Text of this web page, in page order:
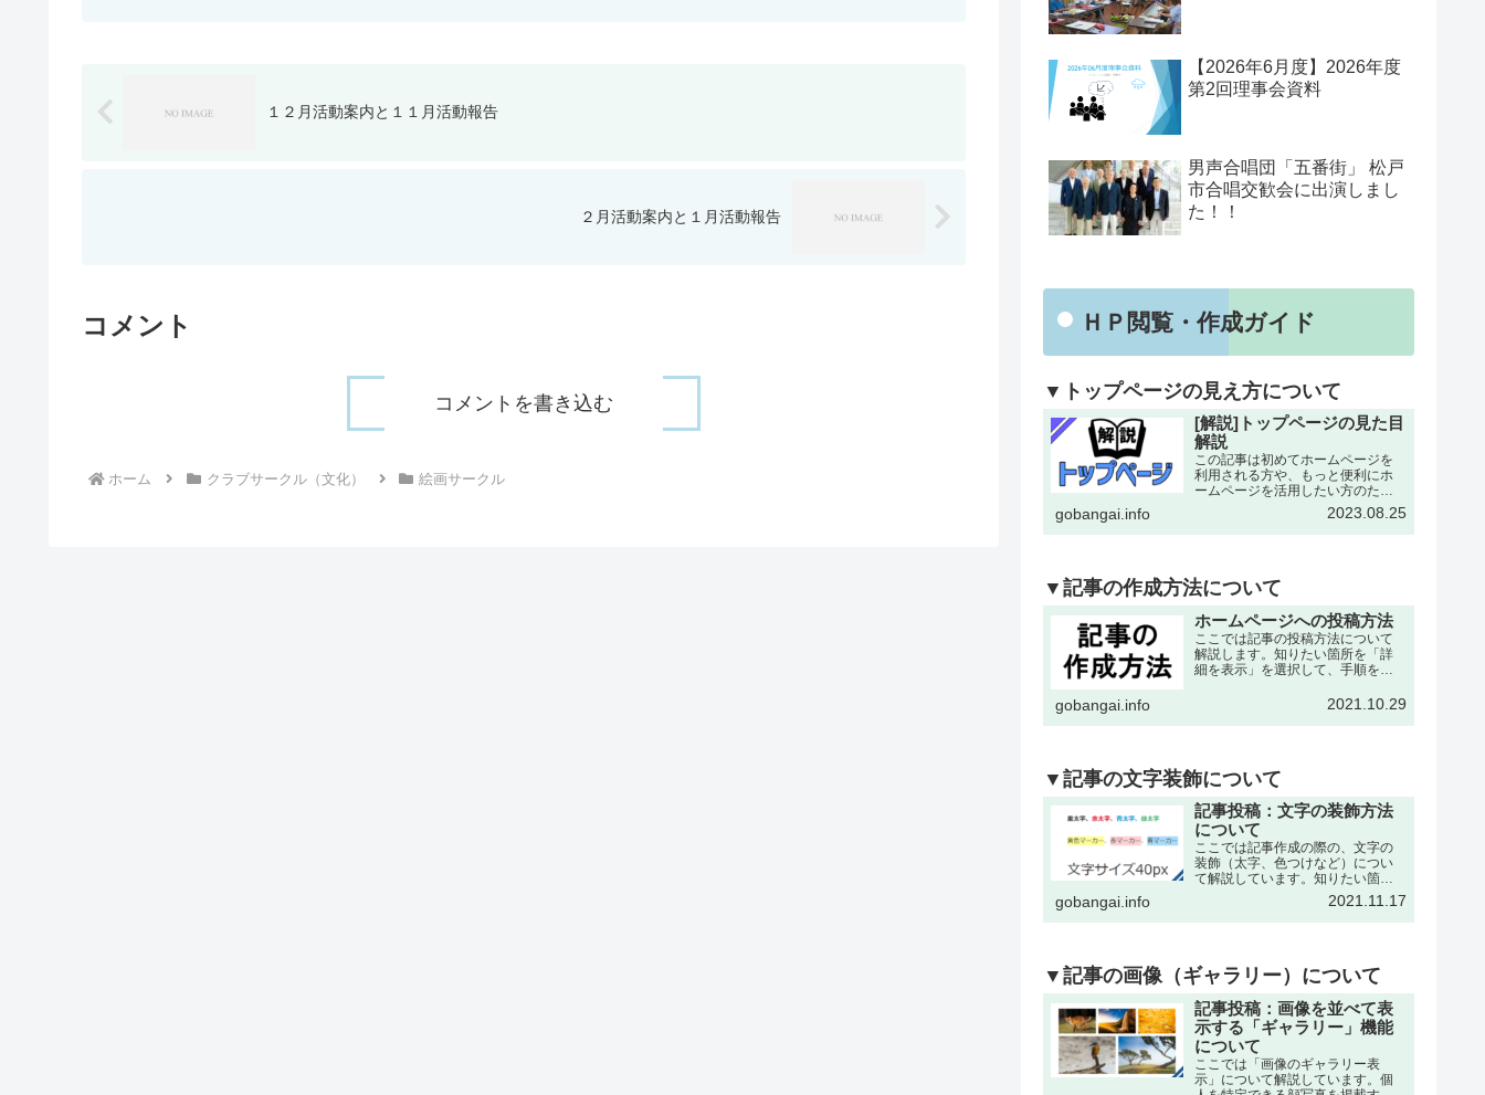
１２月活動案内と１１月活動報告
２月活動案内と１月活動報告
コメント
コメントを書き込む
ホーム クラブサークル（文化） 絵画サークル
【2026年6月度】2026年度
第2回理事会資料
男声合唱団「五番街」 松戸
市合唱交歓会に出演しまし
た！！
ＨＰ閲覧・作成ガイド
▼トップページの見え方について
[解説]トップページの見た目
解説
この記事は初めてホームページを
利用される方や、もっと便利にホ
ームページを活用したい方のため
にトップページの各所について改
めて解説した記事となります。改
めて確認することで今まで利用し
振…
gobangai.info 2023.08.25
▼記事の作成方法について
ホームページへの投稿方法
ここでは記事の投稿方法について
解説します。知りたい箇所を「詳
細を表示」を選択して、手順を確
各々の委員会・団体・クラブサー
す。それぞれに記事作成の為の
gobangai.info 2021.10.29
▼記事の文字装飾について
記事投稿：文字の装飾方法
について
ここでは記事作成の際の、文字の
装飾（太字、色つけなど）につい
て解説しています。知りたい箇所
を「詳細を表示」を選択して、手
順を確認して下さい。※記事の作
成・編集などの基本操作は下記の
い…
gobangai.info 2021.11.17
▼記事の画像（ギャラリー）について
記事投稿：画像を並べて表
示する「ギャラリー」機能
について
ここでは「画像のギャラリー表
示」について解説しています。個